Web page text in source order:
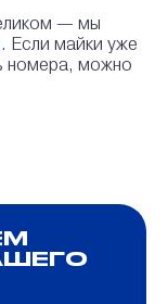
— мы
. Если майки уже
номера, можно